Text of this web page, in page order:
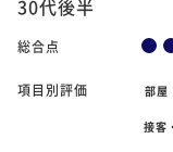
30代後半
総合点
項目別評価 部屋
接客